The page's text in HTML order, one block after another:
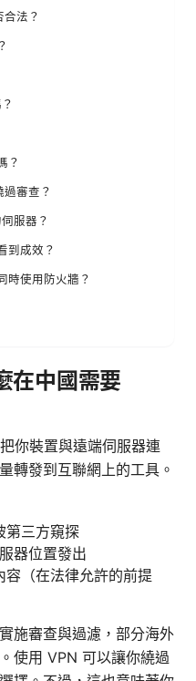
合法？
？
過審查？
服器？
到成效？
時使用防火牆？
在中國需要
你裝置與遠端伺服器連
轉發到互聯網上的工具。
第三方窺探
器位置發出
（在法律允許的前提
施審查與過濾，部分海外
使用 VPN 可以讓你繞過